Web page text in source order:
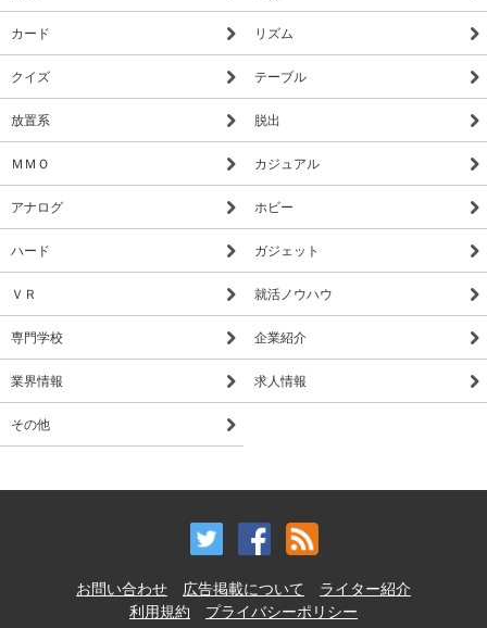
カード リズム
クイズ テーブル
放置系 脱出
ＭＭＯ カジュアル
アナログ ホビー
ハード ガジェット
ＶＲ 就活ノウハウ
専門学校 企業紹介
業界情報 求人情報
その他
お問い合わせ 広告掲載について
ライター紹介
利用規約
プライバシーポリシー